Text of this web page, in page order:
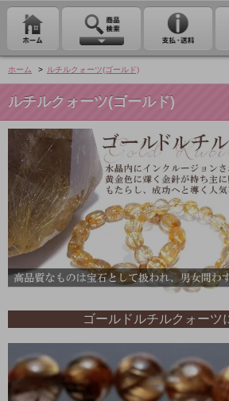
ホーム > ルチルクォーツ(ゴールド)
ルチルクォーツ(ゴールド)
ゴールドルチルクォーツ